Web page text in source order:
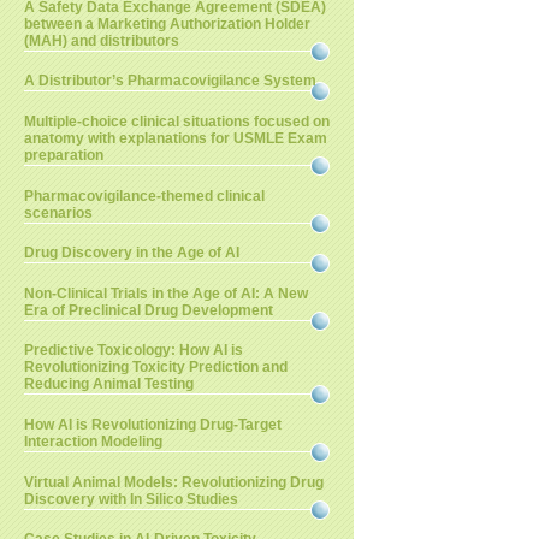
A Safety Data Exchange Agreement (SDEA)
between a Marketing Authorization Holder
(MAH) and distributors
A Distributor’s Pharmacovigilance System
Multiple-choice clinical situations focused on
anatomy with explanations for USMLE Exam
preparation
Pharmacovigilance-themed clinical
scenarios
Drug Discovery in the Age of AI
Non-Clinical Trials in the Age of AI: A New
Era of Preclinical Drug Development
Predictive Toxicology: How AI is
Revolutionizing Toxicity Prediction and
Reducing Animal Testing
How AI is Revolutionizing Drug-Target
Interaction Modeling
Virtual Animal Models: Revolutionizing Drug
Discovery with In Silico Studies